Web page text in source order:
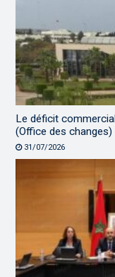
Le déficit
(Office des changes)
31/07/2026